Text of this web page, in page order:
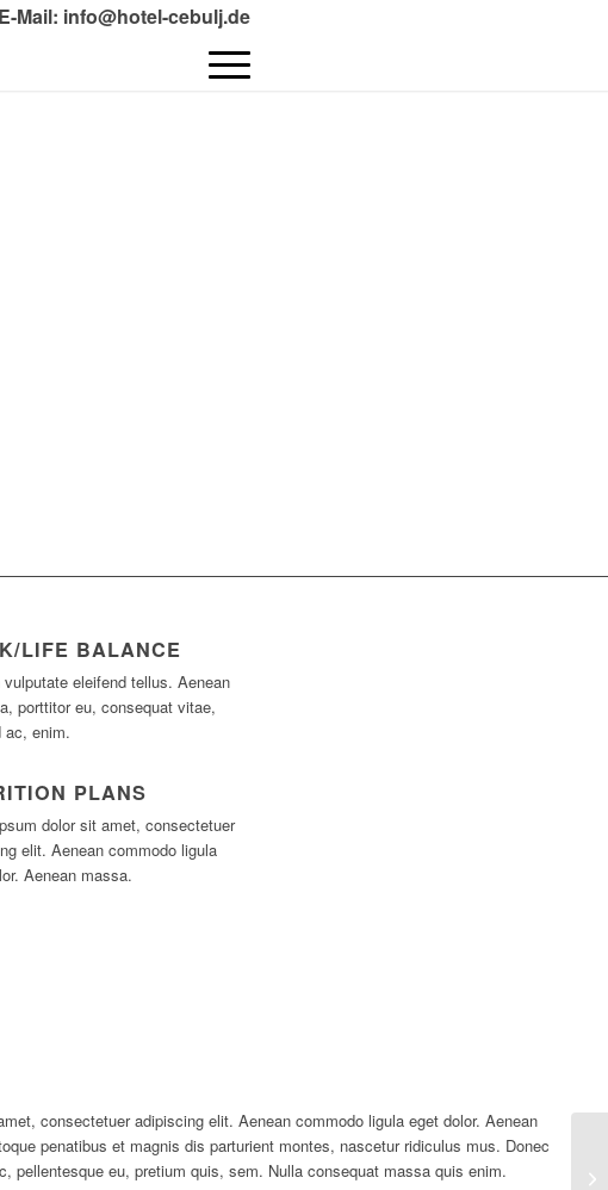
E-Mail: info@hotel-cebulj.de
LIFE BALANCE
vulputate eleifend tellus. Aenean
porttitor eu, consequat vitae,
ac, enim.
PLANS
dolor sit amet, consectetuer
elit. Aenean commodo ligula
Aenean massa.
consectetuer adipiscing elit. Aenean commodo ligula eget dolor. Aenean
penatibus et magnis dis parturient montes, nascetur ridiculus mus. Donec
pellentesque eu, pretium quis, sem. Nulla consequat massa quis enim.